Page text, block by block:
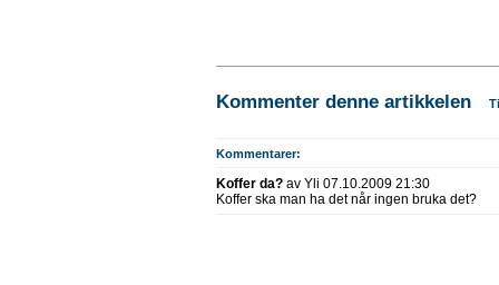
Kommenter denne artikkelen
Kommentarer:
Koffer da? av Yli 07.10.2009 21:30
Koffer ska man ha det når ingen bruka det?